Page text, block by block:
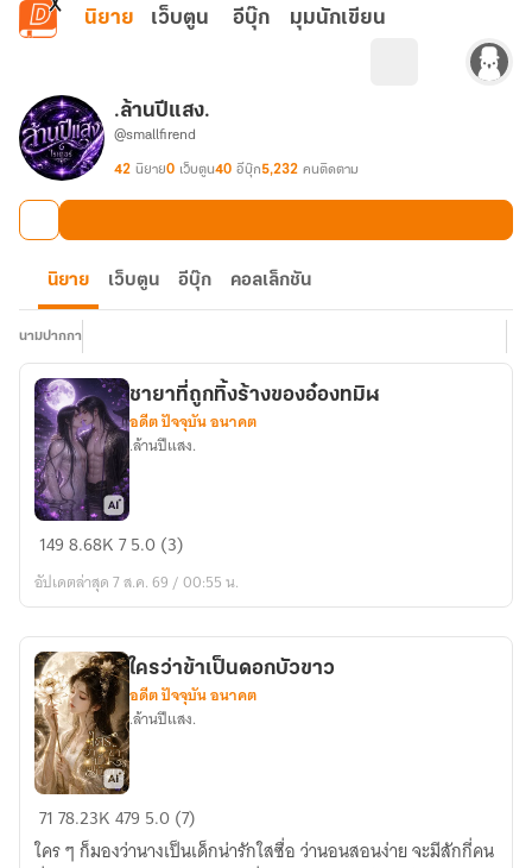
ข้ามไปยังเนื้อหาหลัก
นิยาย เว็บตูน อีบุ๊ก มุมนักเขียน
.ล้านปีแสง.
@smallfirend
42 นิยาย0 เว็บตูน40 อีบุ๊ก5,232 คนติดตาม
นิยาย เว็บตูน อีบุ๊ก คอลเล็กชัน
นามปากกา
ชายา
ถูก
ร้าง
ของ
อ๋อง
ทมิฬ
ชายาที่ถูกทิ้งร้างของอ๋องทมิฬ
อดีต ปัจจุบัน อนาคต
.ล้านปีแสง.
1498.68K75.0 (3)
อัปเดตล่าสุด 7 ส.ค. 69 / 00:55 น.
ใคร
ว่า
ใครว่าข้าเป็นดอกบัวขาว
อดีต ปัจจุบัน อนาคต
.ล้านปีแสง.
7178.23K479 5.0 (7)
ใคร ๆ ก็มองว่านางเป็นเด็กน่ารักใสซื่อ ว่านอนสอนง่าย จะมีสักกี่คน